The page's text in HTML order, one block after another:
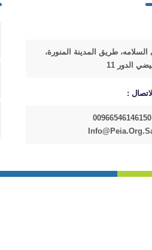
طريق المدينة المنورة،
الدور 11
: